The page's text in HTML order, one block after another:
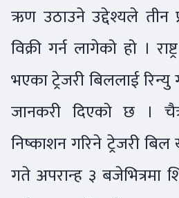
ऋण उठाउने उद्देश्यले तीन
विक्री गर्न लागेको हो ।
भएका ट्रेजरी बिललाई रिन्यु
जानकरी दिएको छ ।
निष्काशन गरिने ट्रेजरी
गते अपरान्ह ३ बजेभित्रमा